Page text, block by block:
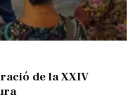
de la XXIV